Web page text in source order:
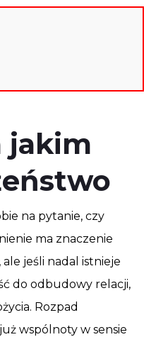
jakim
na pytanie, czy
ma znaczenie
jeśli nadal istnieje
do odbudowy relacji,
Rozpad
wspólnoty w sensie